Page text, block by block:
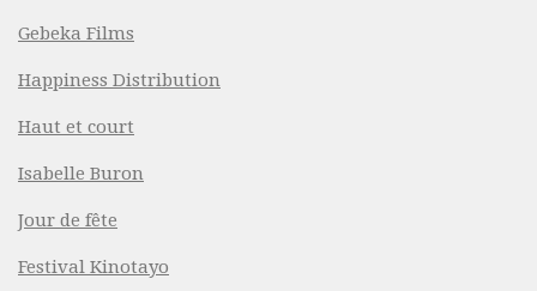
Gebeka Films
Happiness Distribution
Haut et court
Isabelle Buron
Jour de fête
Festival Kinotayo